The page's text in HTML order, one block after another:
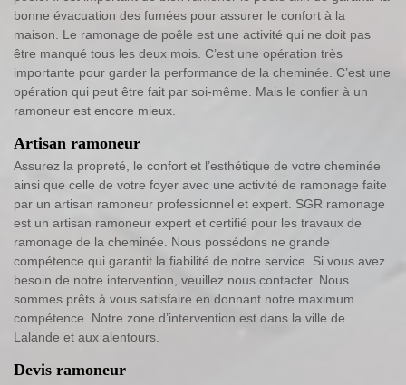
bonne évacuation des fumées pour assurer le confort à la
maison. Le ramonage de poêle est une activité qui ne doit pas
être manqué tous les deux mois. C’est une opération très
importante pour garder la performance de la cheminée. C’est une
opération qui peut être fait par soi-même. Mais le confier à un
ramoneur est encore mieux.
Artisan ramoneur
Assurez la propreté, le confort et l’esthétique de votre cheminée
ainsi que celle de votre foyer avec une activité de ramonage faite
par un artisan ramoneur professionnel et expert. SGR ramonage
est un artisan ramoneur expert et certifié pour les travaux de
ramonage de la cheminée. Nous possédons ne grande
compétence qui garantit la fiabilité de notre service. Si vous avez
besoin de notre intervention, veuillez nous contacter. Nous
sommes prêts à vous satisfaire en donnant notre maximum
compétence. Notre zone d’intervention est dans la ville de
Lalande et aux alentours.
Devis ramoneur